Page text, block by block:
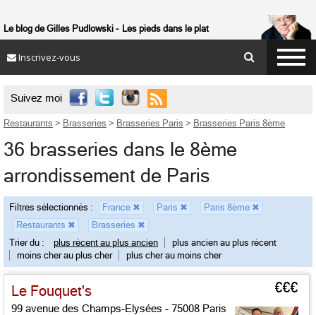
Le blog de Gilles Pudlowski Les pieds dans le plat
Inscrivez-vous
Suivez moi 
Restaurants > Brasseries > Brasseries Paris > Brasseries Paris 8ème
36 brasseries dans le 8ème
arrondissement de Paris
Filtres sélectionnés : France ✖ Paris ✖ Paris 8ème ✖
Restaurants ✖ Brasseries ✖
Trier du :
plus récent au plus ancien
plus ancien au plus récent
moins cher au plus cher
plus cher au moins cher
Le Fouquet's €€€
99 avenue des Champs-Elysées - 75008 Paris